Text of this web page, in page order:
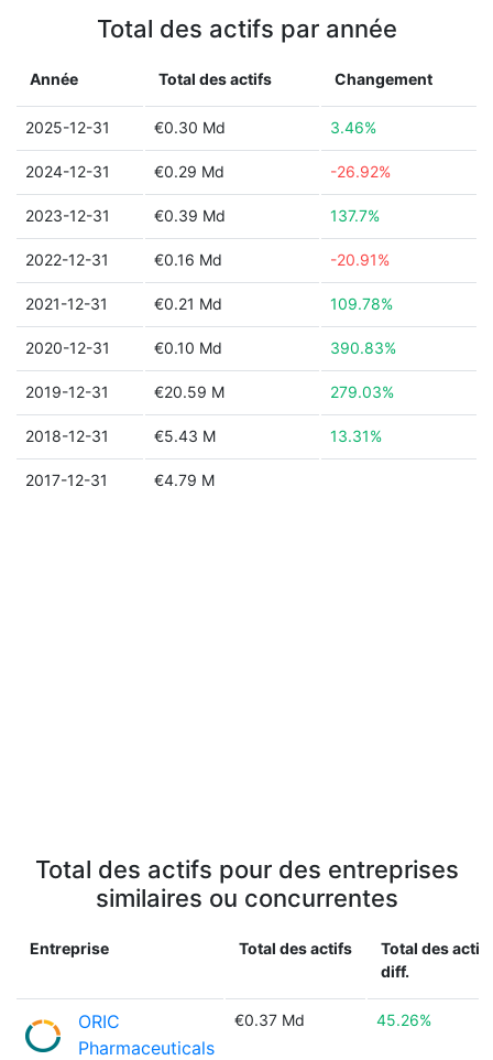
Total des actifs par année
Année Total des actifs Changement
2025-12-31 €0.30 Md 3.46%
2024-12-31 €0.29 Md -26.92%
2023-12-31 €0.39 Md 137.7%
2022-12-31 €0.16 Md -20.91%
2021-12-31 €0.21 Md 109.78%
2020-12-31 €0.10 Md 390.83%
2019-12-31 €20.59 M 279.03%
2018-12-31 €5.43 M 13.31%
2017-12-31 €4.79 M
Total des actifs pour des entreprises
similaires ou concurrentes
Entreprise Total des actifs
Total des actifs
diff.
ORIC
Pharmaceuticals
€0.37 Md 45.26%